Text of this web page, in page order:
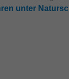
unter